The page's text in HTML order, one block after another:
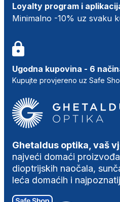
Loyalty program i
Minimalno -10% uz svaku
Ugodna kupovina - 6
Kupujte provjereno uz Safe
Ghetaldus optika, vaš
najveći domaći
dioptrijskih naočala,
leća domaćih i